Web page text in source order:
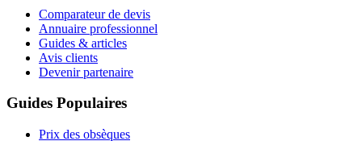
Comparateur de devis
Annuaire professionnel
Guides & articles
Avis clients
Devenir partenaire
Guides Populaires
Prix des obsèques